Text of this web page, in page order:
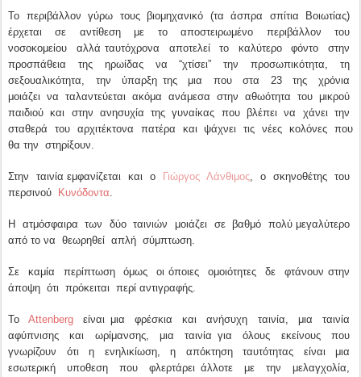
Το περιβάλλον γύρω τους βιομηχανικό (τα άσπρα σπίτια Βοιωτίας)
έρχεται σε αντίθεση με το αποστειρωμένο περιβάλλον του
νοσοκομείου αλλά ταυτόχρονα αποτελεί το καλύτερο φόντο στην
προσπάθεια της ηρωίδας να “χτίσει” την προσωπικότητα, τη
σεξουαλικότητα, την ύπαρξη της μια που στα 23 της χρόνια
μοιάζει να ταλαντεύεται ακόμα ανάμεσα στην αθωότητα του μικρού
παιδιού και στην ανησυχία της γυναίκας που βλέπει να χάνει την
σταθερά του αρχιτέκτονα πατέρα και ψάχνει τις νέες κολόνες που
θα την στηρίξουν.
Στην ταινία εμφανίζεται και ο Γιώργος Λάνθιμος, ο σκηνοθέτης του
περσινού
Κυνόδοντα.
Η ατμόσφαιρα των δύο ταινιών μοιάζει σε βαθμό πολύ μεγαλύτερο
από το να θεωρηθεί απλή σύμπτωση.
Σε καμία περίπτωση όμως οι όποιες ομοιότητες δε φτάνουν στην
άποψη ότι πρόκειται περί αντιγραφής.
ΤοΑttenberg είναι μια φρέσκια και ανήσυχη ταινία, μια ταινία
αφύπνισης και ωρίμανσης, μια ταινία για όλους εκείνους που
γνωρίζουν ότι η ενηλικίωση, η απόκτηση ταυτότητας είναι μια
εσωτερική υποθεση που φλερτάρει άλλοτε με την μελαγχολία,